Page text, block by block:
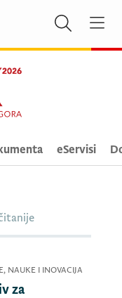
eServisi
NAUKE I INOVACIJA
za